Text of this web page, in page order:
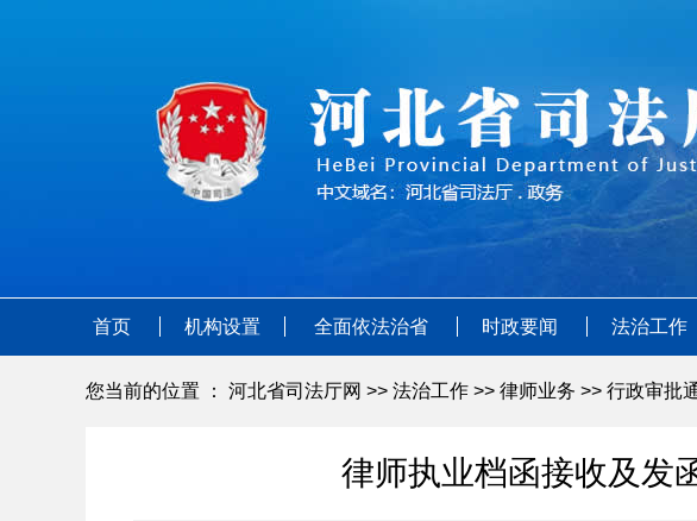
首页 机构设置 全面依法治省 时政要闻 法治工作
您当前的位置 ： 河北省司法厅网 >> 法治工作 >> 律师业务 >> 行政审批
律师执业档函接收及发